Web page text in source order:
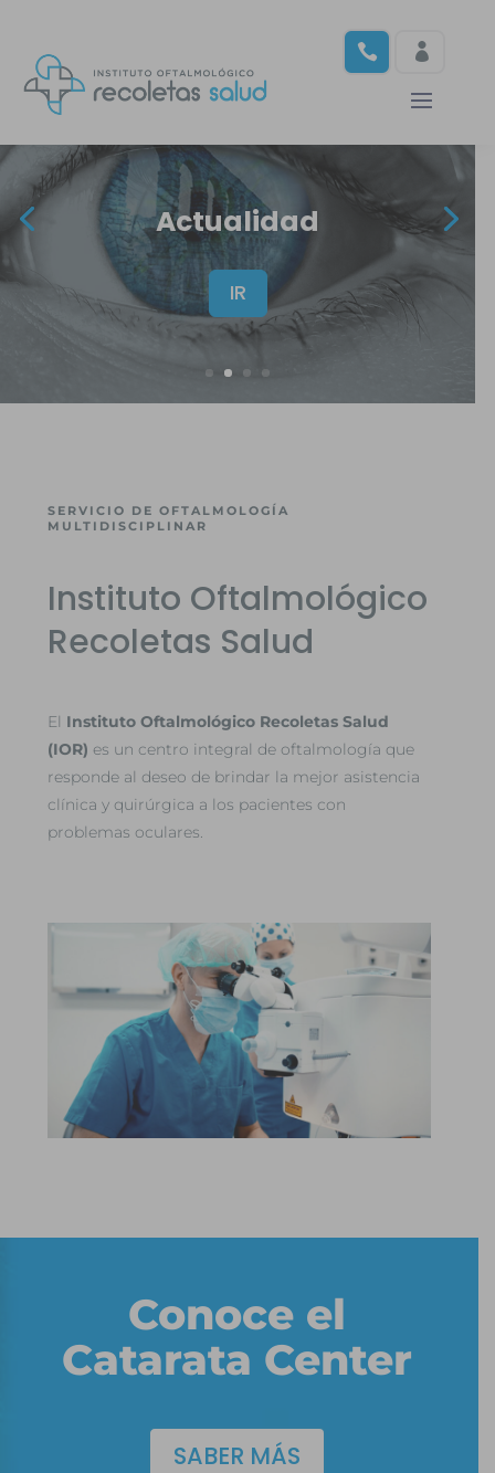
Actualidad
IR
SERVICIO DE OFTALMOLOGÍA
MULTIDISCIPLINAR
Instituto Oftalmológico
Recoletas Salud
El Instituto Oftalmológico Recoletas Salud
(IOR) es un centro integral de oftalmología que
responde al deseo de brindar la mejor asistencia
clínica y quirúrgica a los pacientes con
problemas oculares.
Conoce el
Catarata Center
SABER MÁS